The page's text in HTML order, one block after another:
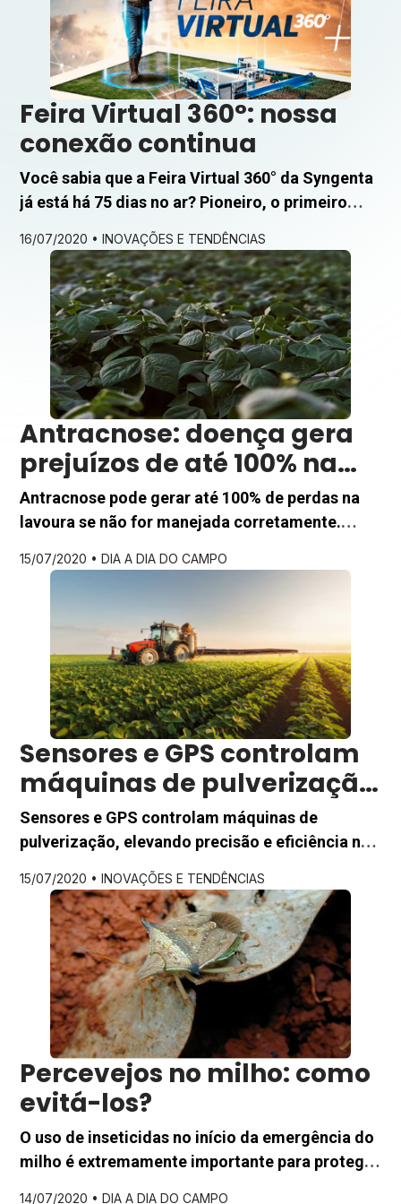
Resultados […]
Feira Virtual 360°: nossa
conexão continua
Você sabia que a Feira Virtual 360° da Syngenta
já está há 75 dias no ar? Pioneiro, o primeiro
mais de 1800 horas levando conhecimento para
você, produtor rural. Uma iniciativa inovadora, a
Feira Virtual 360° foi uma maneira que a
Syngenta encontrou para continuar mantendo o
16/07/2020 •INOVAÇÕES E TENDÊNCIAS
Antracnose: doença gera
prejuízos de até 100% na
lavoura
Antracnose pode gerar até 100% de perdas na
lavoura se não for manejada corretamente.
para controle eficaz. Você sabia que o fungo
comprometer até 100% da produtividade da sua
lavoura de feijão? Causador da antracnose, uma
das principais ameaças para a cultura em […]
15/07/2020 •DIA A DIA DO CAMPO
Sensores e GPS controlam
máquinas de pulverização
no manejo de lavouras
Sensores e GPS controlam máquinas de
pulverização, elevando precisão e eficiência no
tecnológica no campo. O manejo de alvos,
como insetos, doenças e plantas infestantes,
pode se tornar uma grande dor de cabeça aos
agricultores e fonte de desperdício de dinheiro
quando não realizado de forma eficiente.
Atualmente, graças […]
15/07/2020 •INOVAÇÕES E TENDÊNCIAS
Percevejos no milho: como
evitá-los?
O uso de inseticidas no início da emergência do
milho é extremamente importante para proteger
14/07/2020 •DIA A DIA DO CAMPO